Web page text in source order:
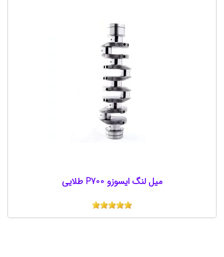
میل لنگ ایسوزو P700 طلایی